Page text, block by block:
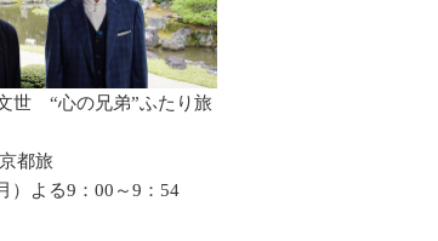
世 “心の兄弟”ふたり旅
都旅
）よる9：00～9：54